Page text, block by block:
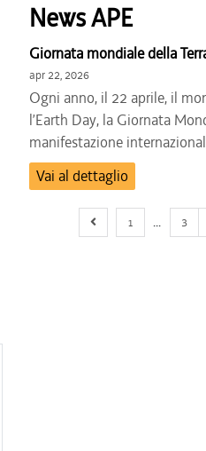
News APE
Giornata mondiale della
apr 22, 2026
Ogni anno, il 22 aprile, il
l’Earth Day, la Giornata
manifestazione
Vai al dettaglio
Previous page
First page
1 3